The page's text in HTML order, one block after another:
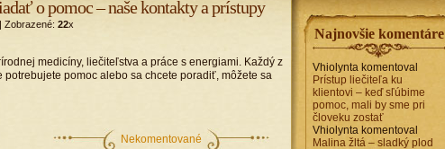
o pomoc – naše kontakty a prístupy
| Zobrazené: 22x
medicíny, liečiteľstva a práce s energiami. Každý z
pomoc alebo sa chcete poradiť, môžete sa
Nekomentované
Najnovšie komentáre
Vhiolynta komentoval
Prístup liečiteľa ku
klientovi – keď sľúbime
pomoc, mali by sme pri
človeku zostať
Vhiolynta komentoval
Malina žltá – sladký plod